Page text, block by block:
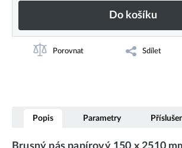
Do košíku
Porovnat Sdílet
Popis Parametry